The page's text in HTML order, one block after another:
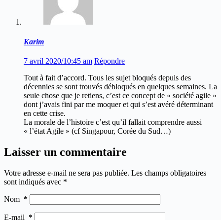
Karim
7 avril 2020/10:45 am Répondre
Tout à fait d’accord. Tous les sujet bloqués depuis des
décennies se sont trouvés débloqués en quelques semaines. La
seule chose que je retiens, c’est ce concept de « société agile »
dont j’avais fini par me moquer et qui s’est avéré déterminant
en cette crise.
La morale de l’histoire c’est qu’il fallait comprendre aussi
« l’état Agile » (cf Singapour, Corée du Sud…)
Laisser un commentaire
Votre adresse e-mail ne sera pas publiée. Les champs obligatoires
sont indiqués avec *
Nom *
E-mail *